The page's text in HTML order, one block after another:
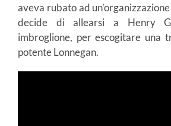
aveva rubato ad
decide di allearsi a Henry
imbroglione, per escogitare una
potente Lonnegan.